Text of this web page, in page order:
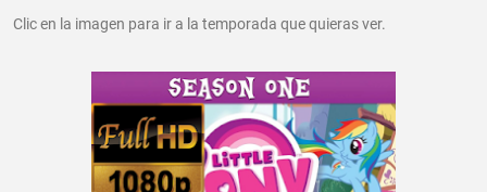
Clic en la imagen para ir a la temporada que quieras ver.